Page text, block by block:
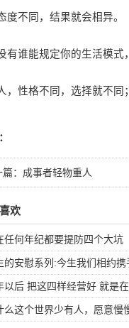
不同，结果就会相异。
谁能规定你的生活模式
性格不同，选择就不同
篇： 成事者轻物重人
欢
任何年纪都要提防四个大坑
的安慰系列:今生我们相约
以后 把这四样经营好 就是
么这个世界少有人，愿意慢